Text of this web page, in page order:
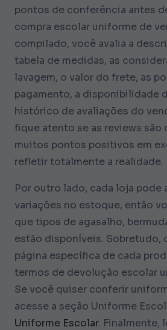
pontos de conferência antes
compra escolar uniforme de
compilado, você avalia a
tabela de medidas, as
lavagem, o valor do frete, as
pagamento, a disponibilidade
histórico de avaliações do
fique atento se as reviews são
muitos pontos positivos em
refletir totalmente a realidade.
Por outro lado, cada loja pode
variações no estoque, então
que tipos de agasalho,
estão disponíveis. Sobretudo,
página específica de cada
termos de devolução escolar
Se você quiser conferir
acesse a seção Uniforme
Uniforme Escolar. Finalmente,